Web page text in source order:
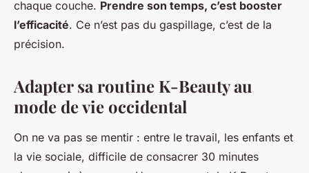
chaque couche. Prendre son temps, c’est booster
l’efficacité. Ce n’est pas du gaspillage, c’est de la
précision.
Adapter sa routine K-Beauty au
mode de vie occidental
On ne va pas se mentir : entre le travail, les enfants et
la vie sociale, difficile de consacrer 30 minutes